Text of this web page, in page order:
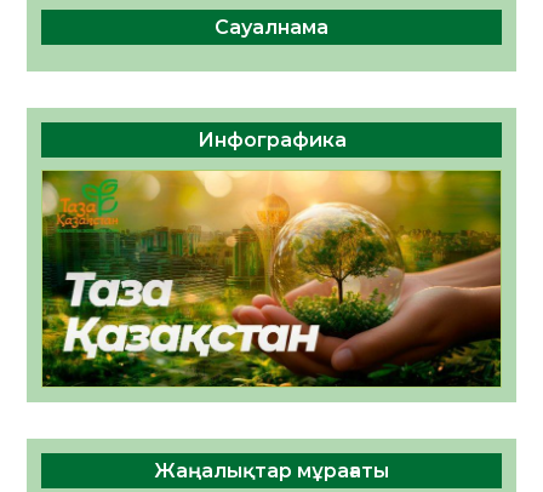
Сауалнама
Инфографика
Жаңалықтар мұрағаты